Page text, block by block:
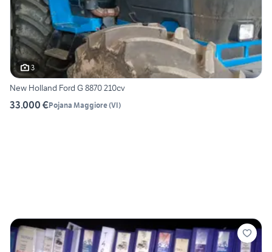
3
New Holland Ford G 8870 210cv
33.000 €Pojana Maggiore(VI)